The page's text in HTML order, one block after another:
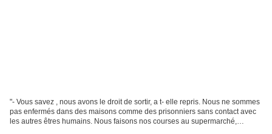
"- Vous savez , nous avons le droit de sortir, a t- elle repris. Nous ne sommes
pas enfermés dans des maisons comme des prisonniers sans contact avec
les autres êtres humains. Nous faisons nos courses au supermarché,